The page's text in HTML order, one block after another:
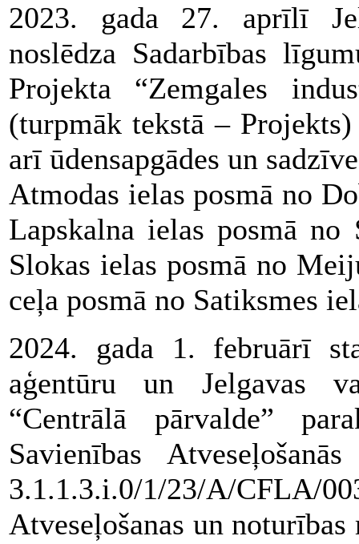
2023. gada 27. aprīlī
noslēdza Sadarbības
Projekta “Zemgales
(turpmāk tekstā –
arī ūdensapgādes un
Atmodas ielas posmā no
Lapskalna ielas posmā
Slokas ielas posmā no
ceļa posmā no Satiksmes
2024. gada 1. februārī
aģentūru un Jelgavas
“Centrālā pārvalde”
Savienības
3.1.1.3.i.0/1/23/A/CFLA/
Atveseļošanas un